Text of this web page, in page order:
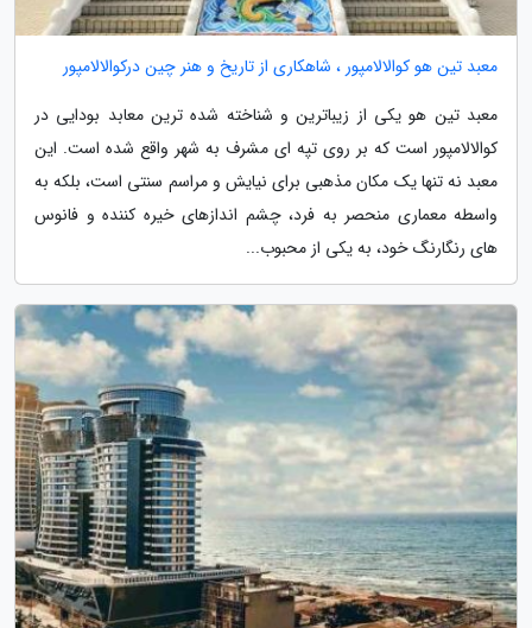
معبد تین هو کوالالامپور ، شاهکاری از تاریخ و هنر چین درکوالالامپور
معبد تین هو یکی از زیباترین و شناخته شده ترین معابد بودایی در
کوالالامپور است که بر روی تپه ای مشرف به شهر واقع شده است. این
معبد نه تنها یک مکان مذهبی برای نیایش و مراسم سنتی است، بلکه به
واسطه معماری منحصر به فرد، چشم اندازهای خیره کننده و فانوس
های رنگارنگ خود، به یکی از محبوب...